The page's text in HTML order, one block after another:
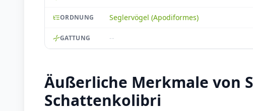
ORDNUNG Seglervögel (Apodiformes)
GATTUNG --
Äußerliche Merkmale von
Schattenkolibri